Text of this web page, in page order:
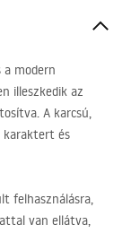
a modern
illeszkedik az
A karcsú,
karaktert és
felhasználásra,
van ellátva,